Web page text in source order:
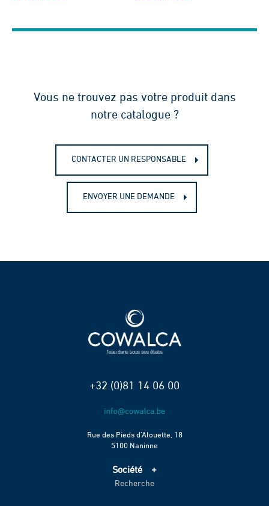
Vous ne trouvez pas votre produit dans
notre catalogue ?
CONTACTER UN RESPONSABLE
ENVOYER UNE DEMANDE
+32 (0)81 14 06 00
Rue des Pieds d’Alouette, 18
5100 Naninne
Société
Accueil
Recherche